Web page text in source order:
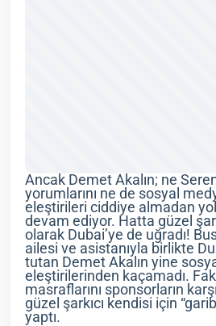
Ancak Demet Akalın; ne
yorumlarını ne de sosyal
eleştirileri ciddiye almadan
devam ediyor. Hatta güzel
olarak Dubai’ye de uğradı!
ailesi ve asistanıyla birlikte
tutan Demet Akalın yine
eleştirilerinden kaçamadı.
masraflarını sponsorların
güzel şarkıcı kendisi için
yaptı.